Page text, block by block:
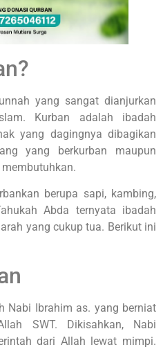
yang sangat dianjurkan
Kurban adalah ibadah
yang dagingnya dibagikan
yang berkurban maupun
berupa sapi, kambing,
Abda ternyata ibadah
yang cukup tua. Berikut ini
Nabi Ibrahim as. yang berniat
SWT. Dikisahkan, Nabi
dari Allah lewat mimpi.